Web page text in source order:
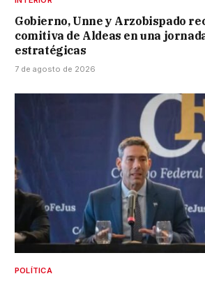
Gobierno, Unne y Arzobispado
comitiva de Aldeas en una
estratégicas
7 de agosto de 2026
POLÍTICA